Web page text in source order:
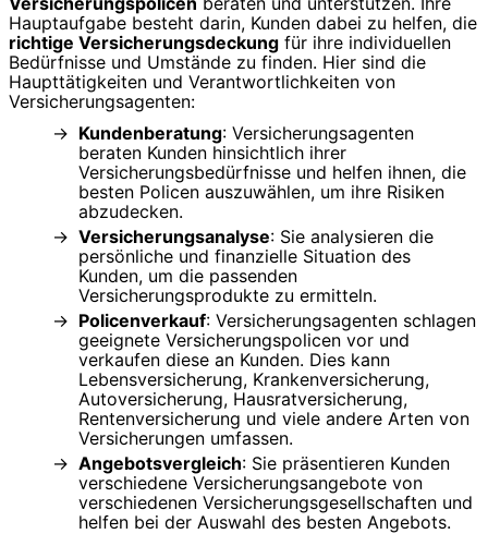
Hauptaufgabe besteht darin, Kunden dabei zu helfen, die
richtige Versicherungsdeckung für ihre individuellen
Bedürfnisse und Umstände zu finden. Hier sind die
Haupttätigkeiten und Verantwortlichkeiten von
Versicherungsagenten:
Kundenberatung: Versicherungsagenten
beraten Kunden hinsichtlich ihrer
Versicherungsbedürfnisse und helfen ihnen, die
besten Policen auszuwählen, um ihre Risiken
abzudecken.
Versicherungsanalyse: Sie analysieren die
persönliche und finanzielle Situation des
Kunden, um die passenden
Versicherungsprodukte zu ermitteln.
Policenverkauf: Versicherungsagenten schlagen
geeignete Versicherungspolicen vor und
verkaufen diese an Kunden. Dies kann
Lebensversicherung, Krankenversicherung,
Autoversicherung, Hausratversicherung,
Rentenversicherung und viele andere Arten von
Versicherungen umfassen.
Angebotsvergleich: Sie präsentieren Kunden
verschiedene Versicherungsangebote von
verschiedenen Versicherungsgesellschaften und
helfen bei der Auswahl des besten Angebots.